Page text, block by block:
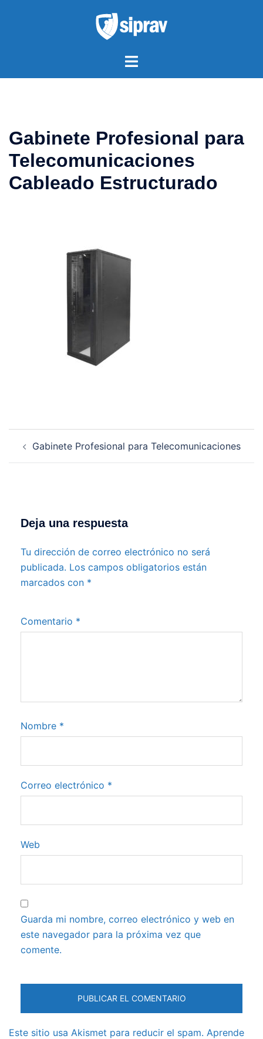
Alternar
Gabinete Profesional para
Telecomunicaciones
Cableado Estructurado
de
Gabinete Profesional para Telecomunicaciones
Deja una respuesta
Tu dirección de correo electrónico no será
publicada. Los campos obligatorios están
marcados con *
Comentario *
Nombre *
Correo electrónico *
Web
Guarda mi nombre, correo electrónico y web en
este navegador para la próxima vez que
comente.
Este sitio usa Akismet para reducir el spam. Aprende